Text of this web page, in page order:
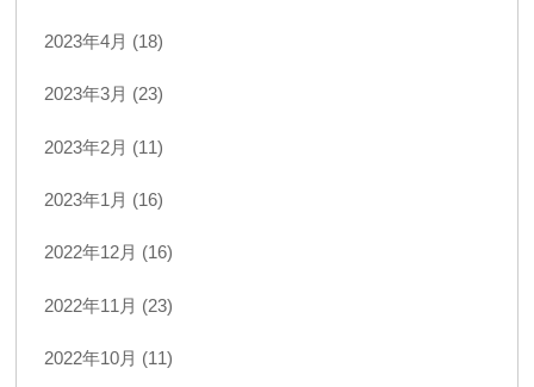
2023年4月 (18)
2023年3月 (23)
2023年2月 (11)
2023年1月 (16)
2022年12月 (16)
2022年11月 (23)
2022年10月 (11)